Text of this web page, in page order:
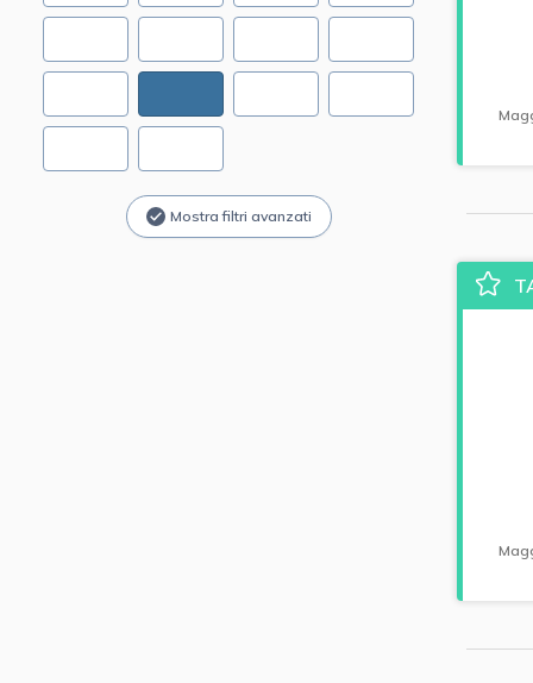
Mostra filtri avanzati